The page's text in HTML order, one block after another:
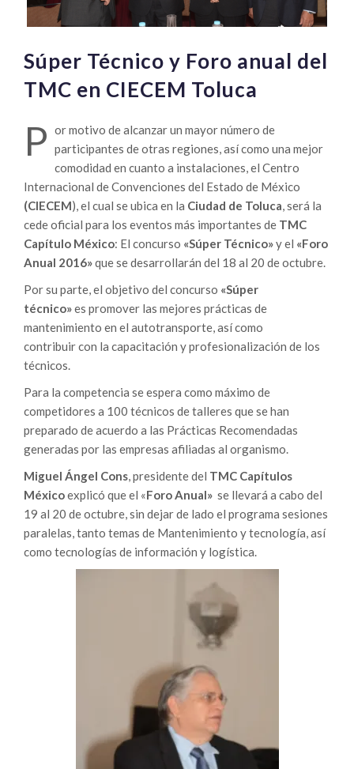
Súper Técnico y Foro anual del
TMC en CIECEM Toluca
P or motivo de alcanzar un mayor número de
participantes de otras regiones, así como una mejor
comodidad en cuanto a instalaciones, el Centro
Internacional de Convenciones del Estado de México
(CIECEM), el cual se ubica en la Ciudad de Toluca, será la
cede oficial para los eventos más importantes de TMC
Capítulo México: El concurso «Súper Técnico»y el «Foro
Anual 2016»que se desarrollarán del 18 al 20 de octubre.
Por su parte, el objetivo del concurso «Súper
técnico»es promover las mejores prácticas de
mantenimiento en el autotransporte, así como
contribuir con la capacitación y profesionalización de los
técnicos.
Para la competencia se espera como máximo de
competidores a 100 técnicos de talleres que se han
preparado de acuerdo a las Prácticas Recomendadas
generadas por las empresas afiliadas al organismo.
Miguel Ángel Cons, presidente del TMC Capítulos
Méxicoexplicó que el «Foro Anual» se llevará a cabo del
19 al 20 de octubre, sin dejar de lado el programa sesiones
paralelas, tanto temas de Mantenimiento y tecnología, así
como tecnologías de información y logística.